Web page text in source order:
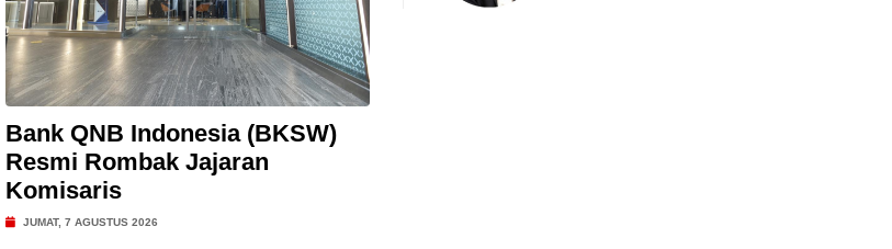
Bank QNB Indonesia (BKSW)
Resmi Rombak Jajaran
Komisaris
JUMAT, 7 AGUSTUS 2026